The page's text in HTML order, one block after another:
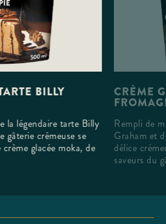
BILLY
la légendaire tarte Billy
gâterie crémeuse se
crème glacée moka, de
CRÈME
Rempli de
Graham et
délice
saveurs du